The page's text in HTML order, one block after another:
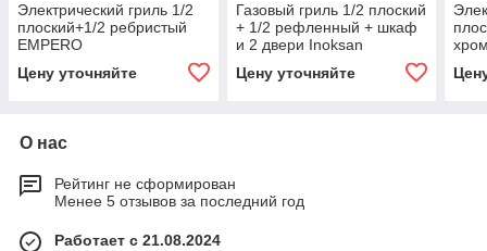
Электрический гриль 1/2
плоский+1/2 ребристый
EMPERO
Цену уточняйте
Газовый гриль 1/2 плоский
+ 1/2 рефленный + шкаф
и 2 двери Inoksan
Цену уточняйте
О нас
Рейтинг не сформирован
Менее 5 отзывов за последний год
Работает с 21.08.2024